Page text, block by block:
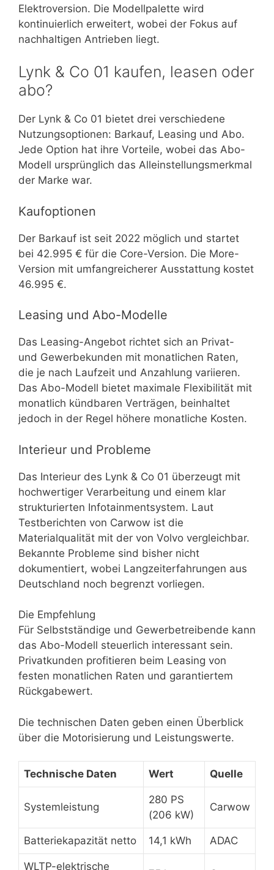
Elektroversion. Die Modellpalette wird
kontinuierlich erweitert, wobei der Fokus auf
nachhaltigen Antrieben liegt.
Lynk & Co 01 kaufen, leasen oder
abo?
Der Lynk & Co 01 bietet drei verschiedene
Nutzungsoptionen: Barkauf, Leasing und Abo.
Jede Option hat ihre Vorteile, wobei das Abo-
Modell ursprünglich das Alleinstellungsmerkmal
der Marke war.
Kaufoptionen
Der Barkauf ist seit 2022 möglich und startet
bei 42.995 € für die Core-Version. Die More-
Version mit umfangreicherer Ausstattung kostet
46.995 €.
Leasing und Abo-Modelle
Das Leasing-Angebot richtet sich an Privat-
und Gewerbekunden mit monatlichen Raten,
die je nach Laufzeit und Anzahlung variieren.
Das Abo-Modell bietet maximale Flexibilität mit
monatlich kündbaren Verträgen, beinhaltet
jedoch in der Regel höhere monatliche Kosten.
Interieur und Probleme
Das Interieur des Lynk & Co 01 überzeugt mit
hochwertiger Verarbeitung und einem klar
strukturierten Infotainmentsystem. Laut
Testberichten von Carwow ist die
Materialqualität mit der von Volvo vergleichbar.
Bekannte Probleme sind bisher nicht
dokumentiert, wobei Langzeiterfahrungen aus
Deutschland noch begrenzt vorliegen.
Die Empfehlung
Für Selbstständige und Gewerbetreibende kann
das Abo-Modell steuerlich interessant sein.
Privatkunden profitieren beim Leasing von
festen monatlichen Raten und garantiertem
Rückgabewert.
Die technischen Daten geben einen Überblick
über die Motorisierung und Leistungswerte.
Technische Daten Wert Quelle
Systemleistung
280 PS
(206 kW)
Carwow
Batteriekapazität netto 14,1 kWh ADAC
WLTP-elektrische